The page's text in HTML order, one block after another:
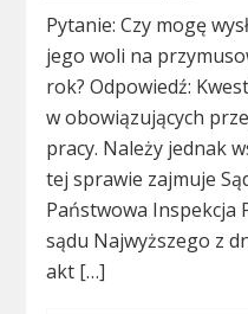
Pytanie: Czy mogę
jego woli na
rok? Odpowiedź:
w obowiązujących
pracy. Należy jednak
tej sprawie zajmuje
Państwowa Inspekcja
sądu Najwyższego z
akt […]